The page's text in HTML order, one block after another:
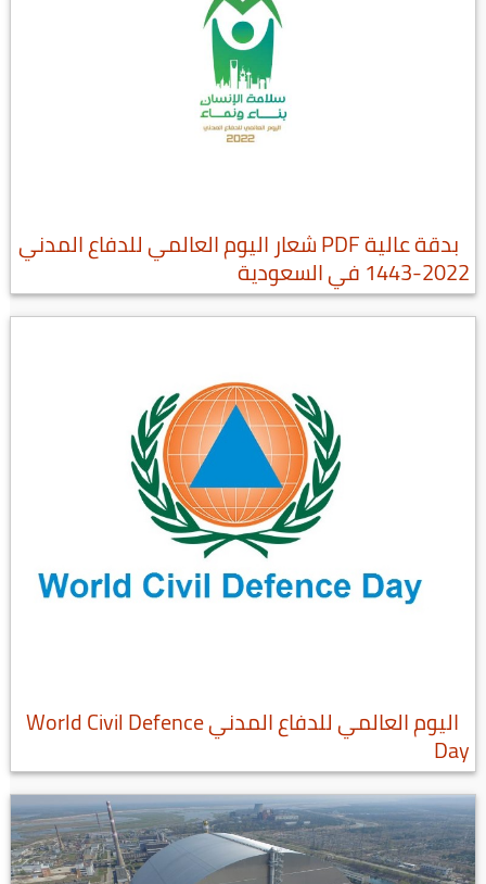
بدقة عالية PDF شعار اليوم العالمي للدفاع المدني
2022-1443 في السعودية
اليوم العالمي للدفاع المدني World Civil Defence
Day